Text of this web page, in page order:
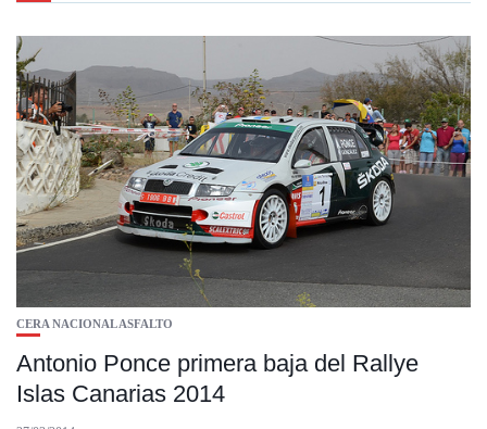
CERA NACIONAL ASFALTO
Antonio Ponce primera baja del Rallye
Islas Canarias 2014